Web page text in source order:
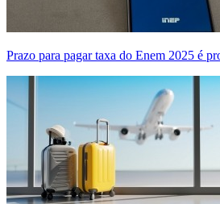
Prazo para pagar taxa do Enem 2025 é